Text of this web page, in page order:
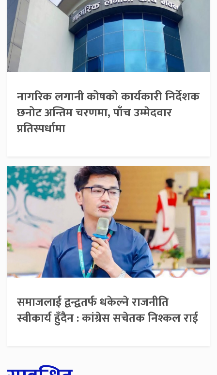
नागरिक लगानी कोषको कार्यकारी निर्देशक
छनोट अन्तिम चरणमा, पाँच उम्मेदवार
प्रतिस्पर्धामा
समाजलाई द्वन्द्वतर्फ धकेल्ने राजनीति
स्वीकार्य हुँदैन : कांग्रेस सचेतक निश्कल राई